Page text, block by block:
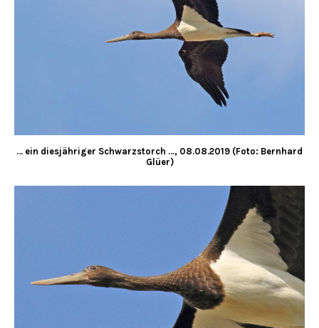
… ein diesjähriger Schwarzstorch …, 08.08.2019 (Foto: Bernhard
Glüer)